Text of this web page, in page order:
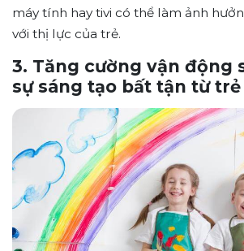
máy tính hay tivi có thể làm ảnh
với thị lực của trẻ.
3. Tăng cường vận động
sự sáng tạo bất tận từ trẻ